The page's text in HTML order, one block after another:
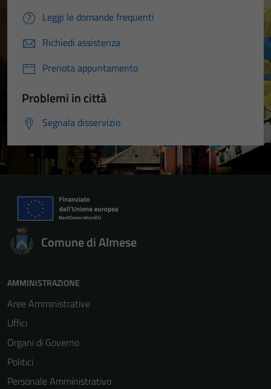
Leggi le domande frequenti
Richiedi assistenza
Prenota appuntamento
Problemi in città
Segnala disservizio
Comune di Almese
AMMINISTRAZIONE
Aree Amministrative
Uffici
Organi di Governo
Politici
Personale Amministrativo